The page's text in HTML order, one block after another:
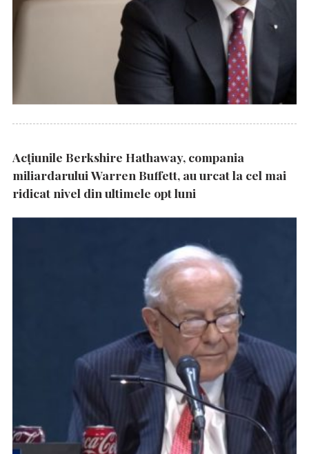
Acțiunile Berkshire Hathaway, compania
miliardarului Warren Buffett, au urcat la cel mai
ridicat nivel din ultimele opt luni